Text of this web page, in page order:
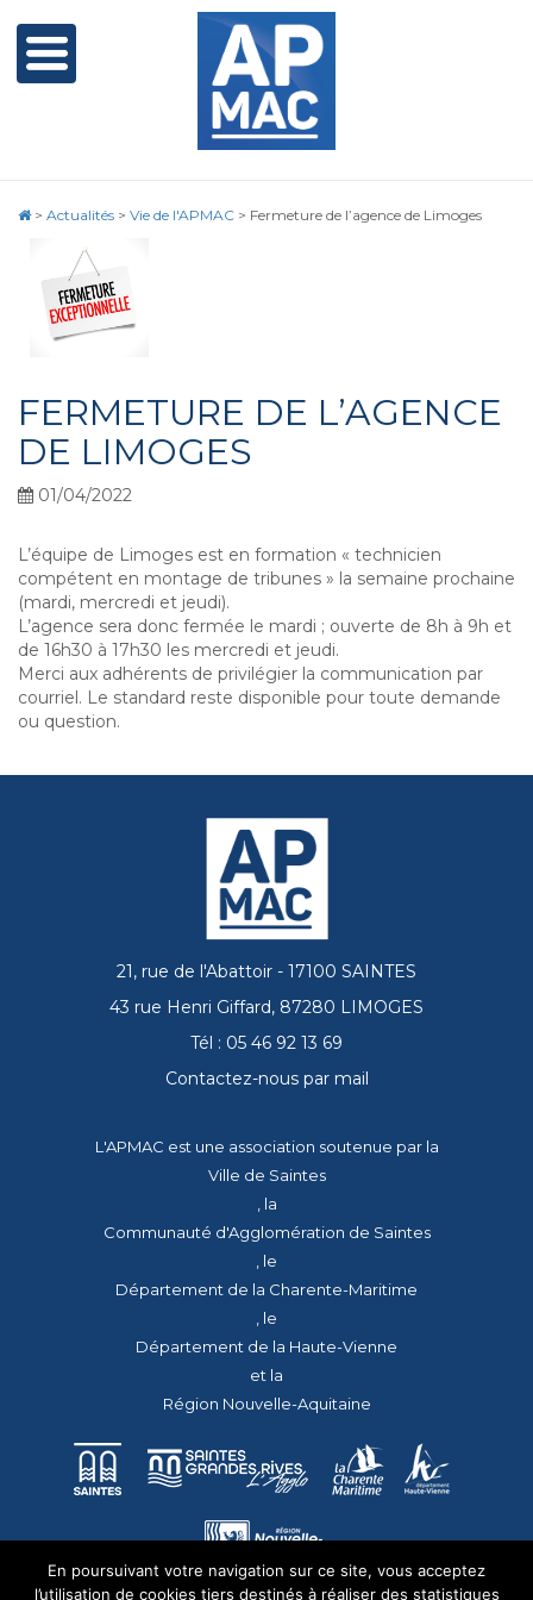
> Actualités > Vie de l'APMAC > Fermeture de l’agence de Limoges
FERMETURE DE L’AGENCE
DE LIMOGES
01/04/2022
L’équipe de Limoges est en formation « technicien
compétent en montage de tribunes » la semaine prochaine
(mardi, mercredi et jeudi).
L’agence sera donc fermée le mardi ; ouverte de 8h à 9h et
de 16h30 à 17h30 les mercredi et jeudi.
Merci aux adhérents de privilégier la communication par
courriel. Le standard reste disponible pour toute demande
ou question.
21, rue de l'Abattoir - 17100 SAINTES
43 rue Henri Giffard, 87280 LIMOGES
Tél : 05 46 92 13 69
Contactez-nous par mail
L'APMAC est une association soutenue par la
Ville de Saintes
, la
Communauté d'Agglomération de Saintes
, le
Département de la Charente-Maritime
, le
Département de la Haute-Vienne
et la
Région Nouvelle-Aquitaine
En poursuivant votre navigation sur ce site, vous acceptez
l’utilisation de cookies tiers destinés à réaliser des statistiques